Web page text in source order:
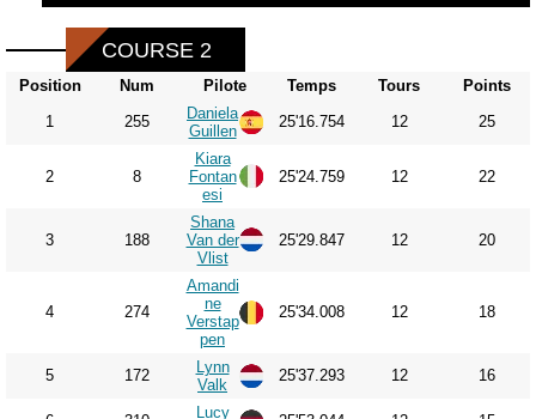
COURSE 2
Position Num Pilote Temps Tours Points
1 255
Daniela
Guillen
25'16.754 12 25
2 8
Kiara
Fontan
esi
25'24.759 12 22
3 188
Shana
Van der
Vlist
25'29.847 12 20
4 274
Amandi
ne
Verstap
pen
25'34.008 12 18
5 172
Lynn
Valk
25'37.293 12 16
Lucy